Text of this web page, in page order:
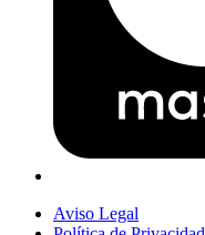
Aviso Legal